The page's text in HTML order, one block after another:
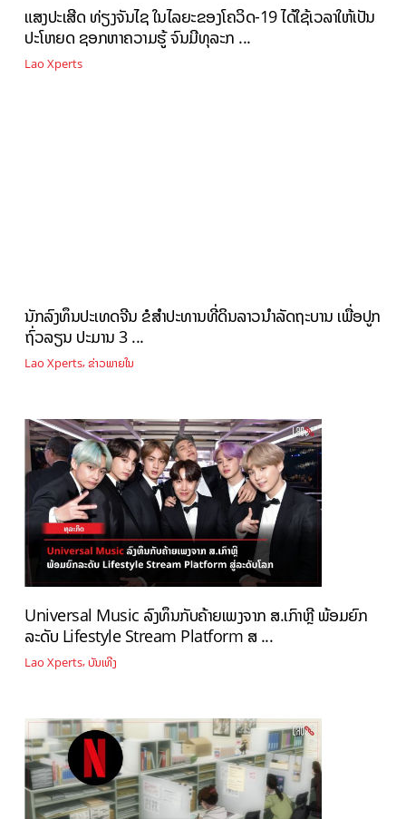
ແສງປະເສີດ ທ່ຽງຈັນໄຊ ໃນໄລຍະຂອງໂຄວິດ-19 ໄດ້ໃຊ້ເວລາໃຫ້ເປັນ
ປະໂຫຍດ ຊອກຫາຄວາມຮູ້ ຈົນມີທຸລະກ ...
Lao Xperts
ນັກລົງທຶນປະເທດຈີນ ຂໍສໍາປະທານທີ່ດິນລາວນໍາລັດຖະບານ ເພື່ອປູກ
ຖົ່ວລຽນ ປະມານ 3 ...
Lao Xperts, ຂ່າວພາຍໃນ
Universal Music ລົງທຶນກັບຄ້າຍເພງຈາກ ສ.ເກົາຫຼີ ພ້ອມຍົກ
ລະດັບ Lifestyle Stream Platform ສ ...
Lao Xperts,ບັນເທີງ